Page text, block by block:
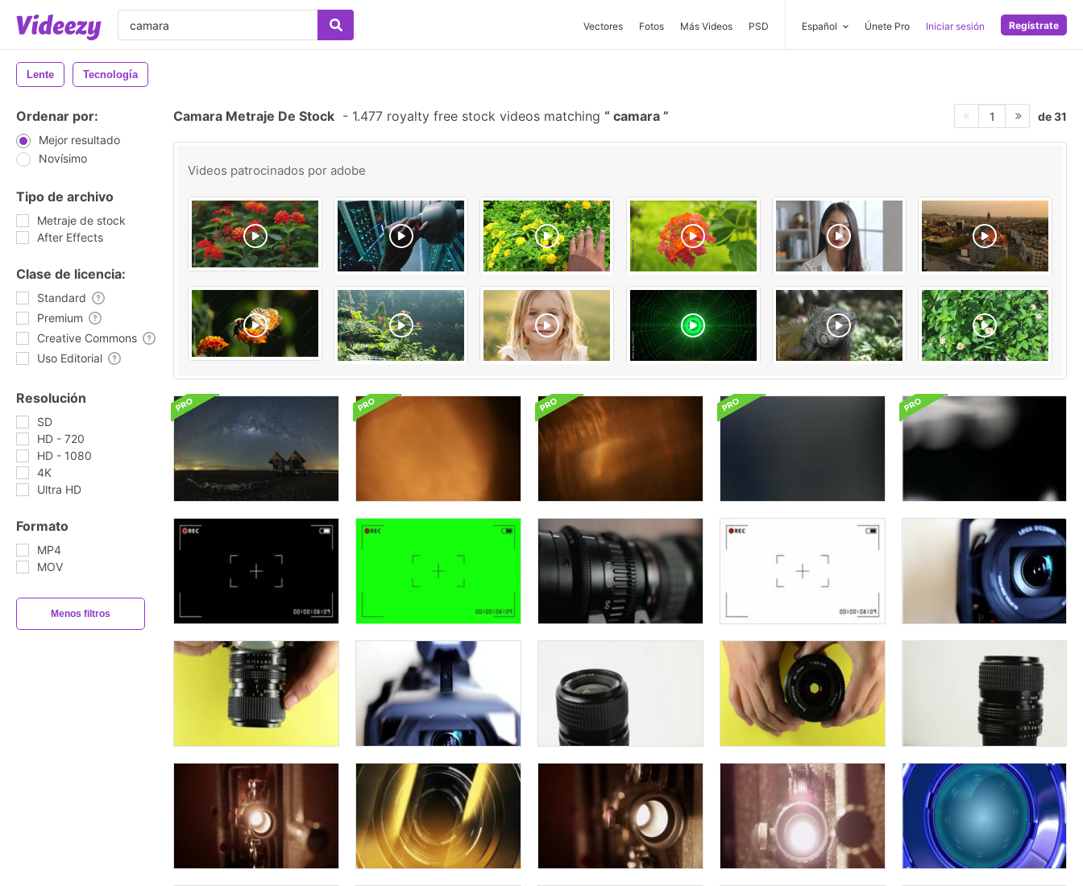
Vectores Fotos Más Videos PSD Español Únete Pro Iniciar sesión Regístrate
Lente Tecnología
Ordenar por:
Mejor resultado
Novísimo
Tipo de archivo
Metraje de stock
After Effects
Clase de licencia:
Standard
Premium
Creative Commons
Uso Editorial
Resolución
SD
HD - 720
HD - 1080
4K
Ultra HD
Formato
MP4
MOV
Menos filtros
Camara Metraje De Stock - 1.477 royalty free stock videos matching camara 1 de 31
Videos patrocinados por adobe